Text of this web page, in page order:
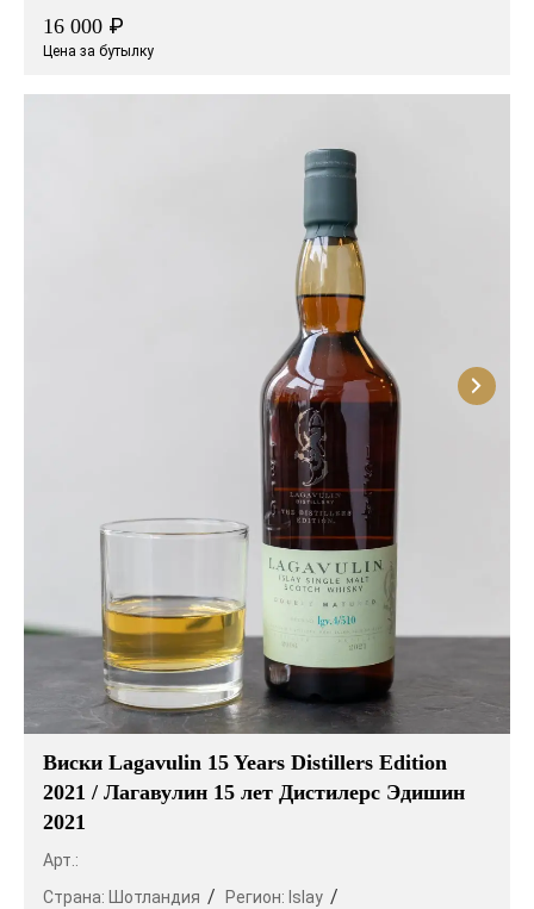
16 000 ₽
Цена за бутылку
Виски Lagavulin 15 Years Distillers Edition
2021 / Лагавулин 15 лет Дистилерс Эдишин
2021
Арт.:
Страна: Шотландия Регион: Islay